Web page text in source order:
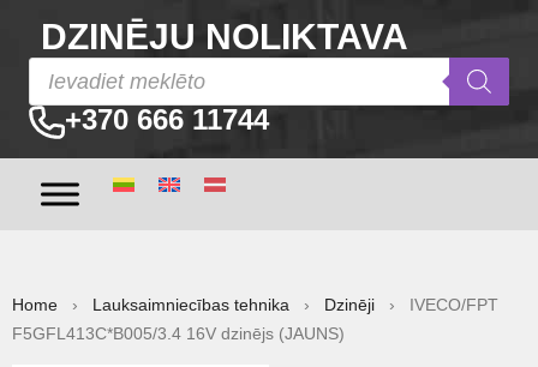
DZINĒJU NOLIKTAVA
+370 666 11744
Home › Lauksaimniecības tehnika › Dzinēji › IVECO/FPT
F5GFL413C*B005/3.4 16V dzinējs (JAUNS)